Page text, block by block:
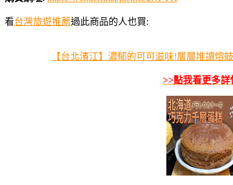
看台灣旅遊推薦過此商品的人也買:
【台北濱江】濃郁的可可滋味!層層堆讀熔
>>點我看更多詳